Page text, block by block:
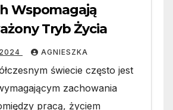
Wspomagają
Tryb Życia
AGNIESZKA
świecie często jest
zachowania
pracą, życiem